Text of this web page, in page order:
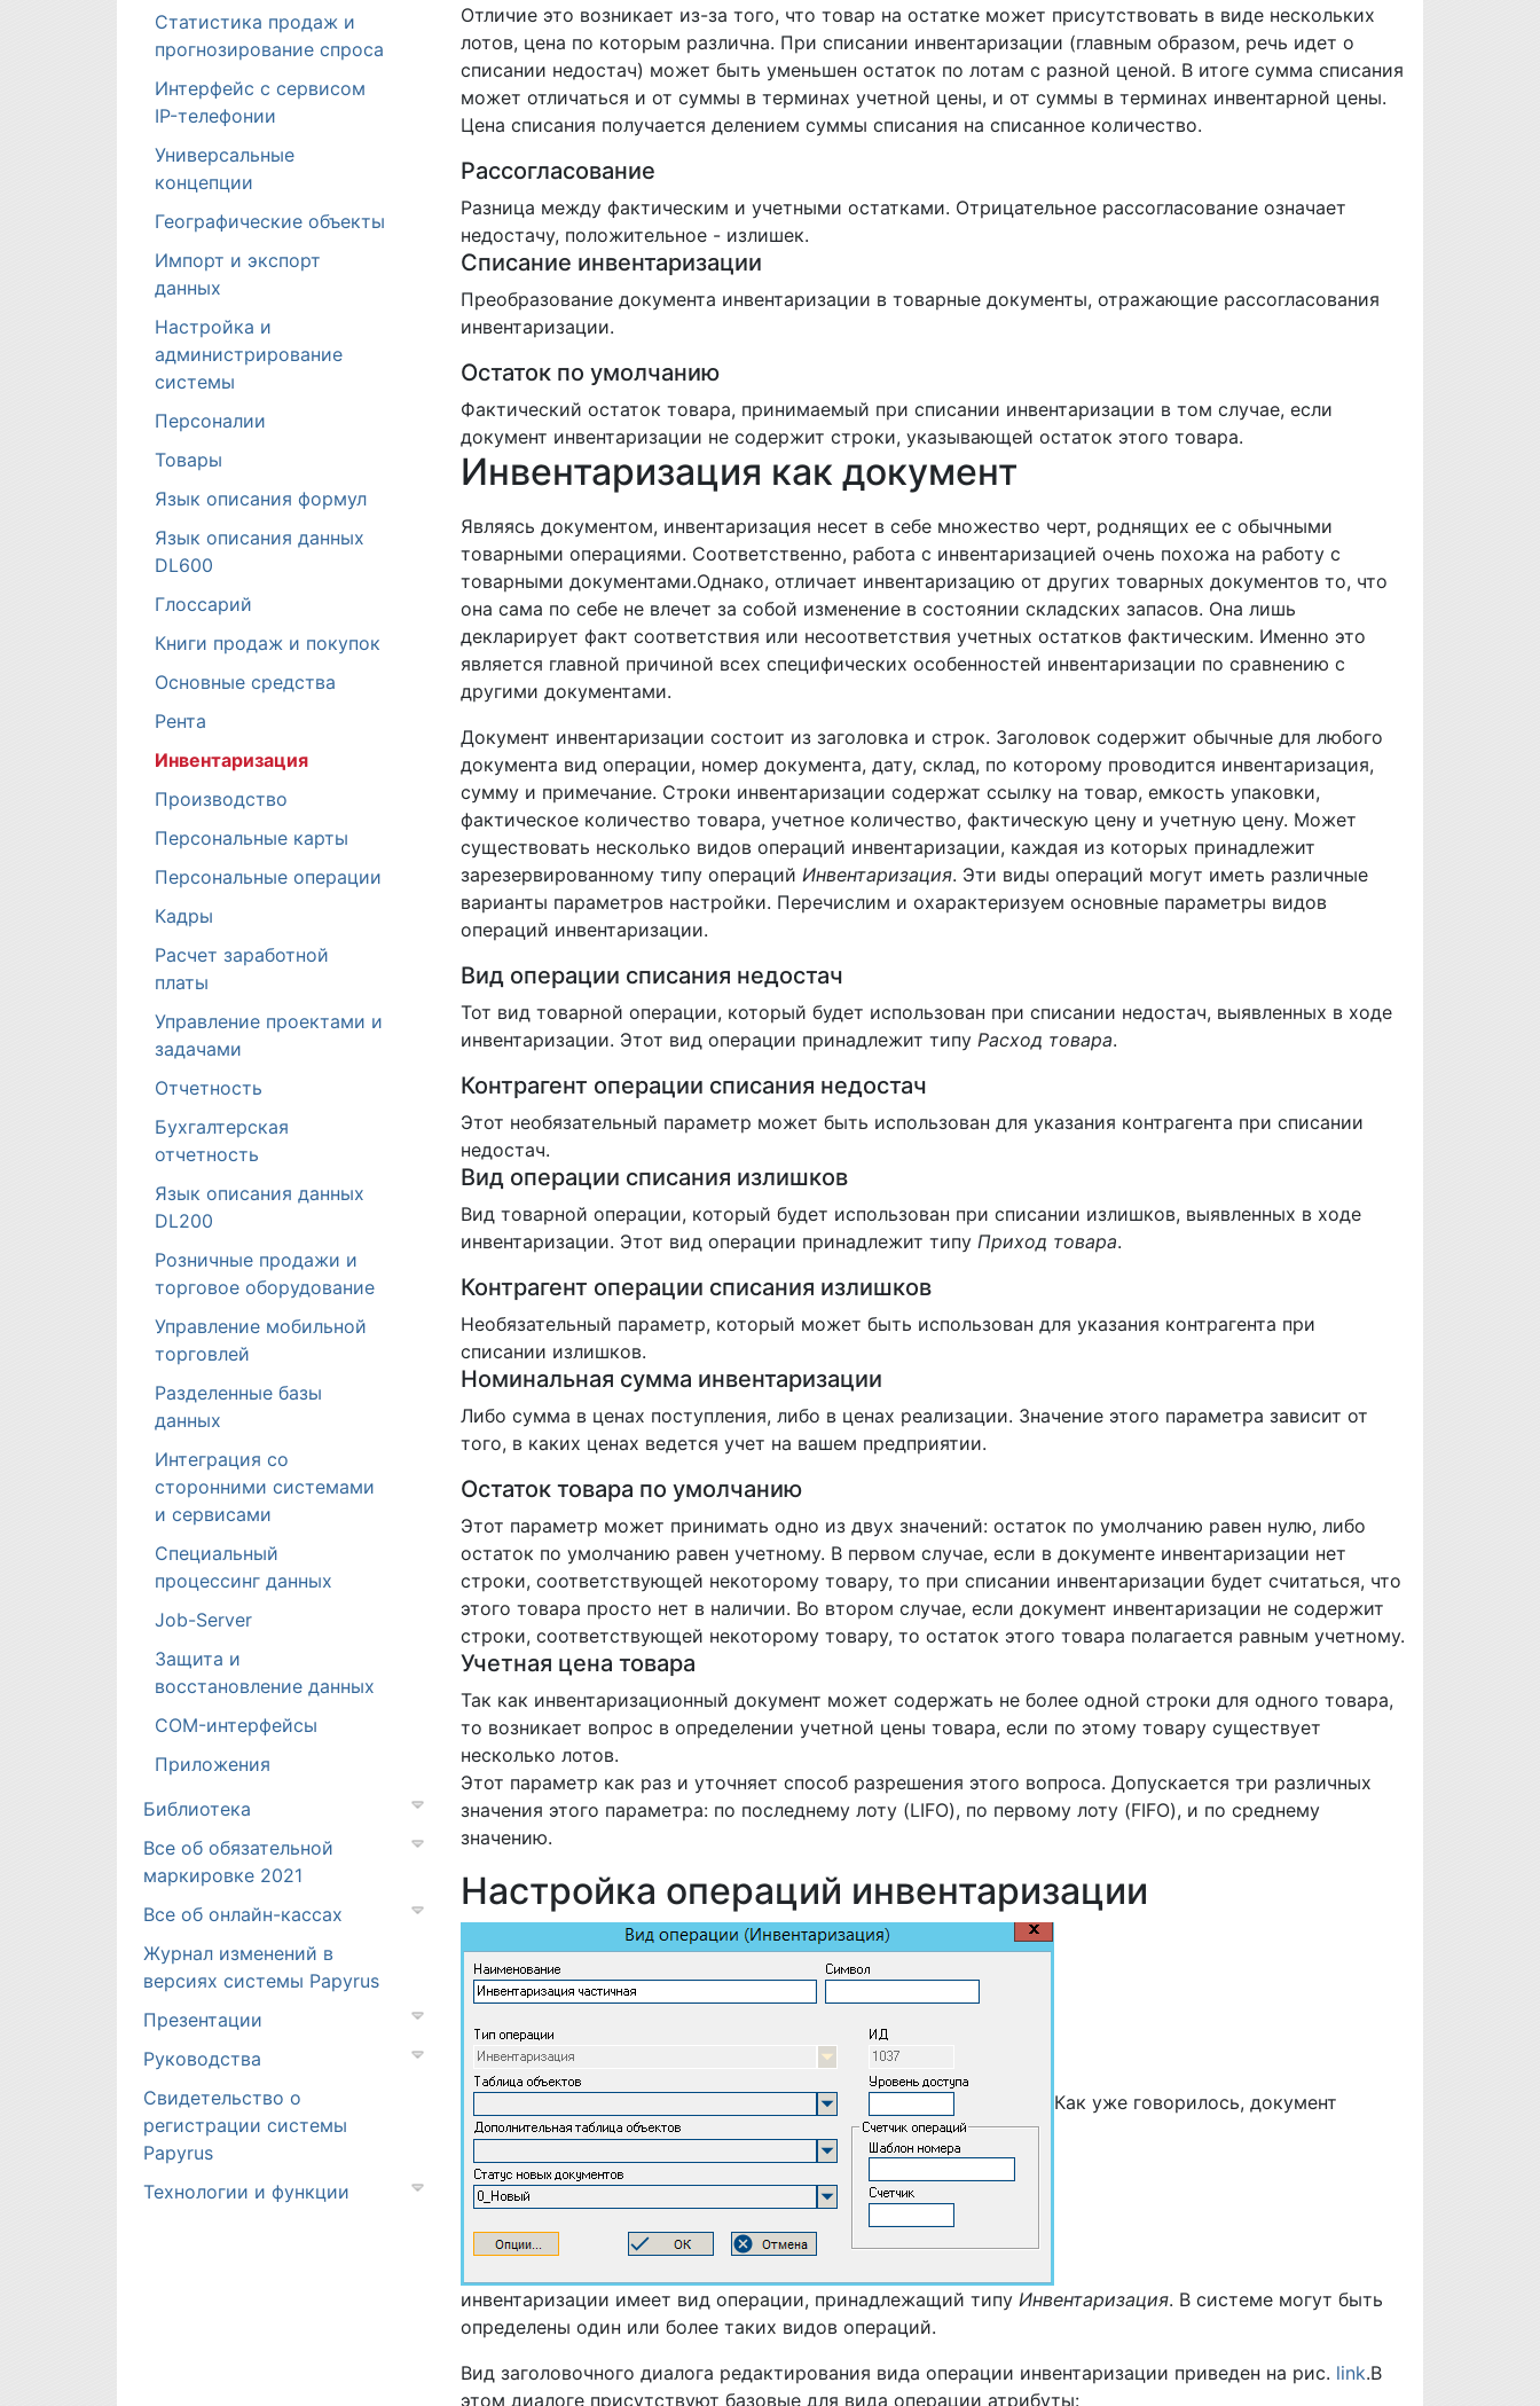
Статистика продаж и
прогнозирование спроса
Интерфейс с сервисом
IP-телефонии
Универсальные
концепции
Географические объекты
Импорт и экспорт
данных
Настройка и
администрирование
системы
Персоналии
Товары
Язык описания формул
Язык описания данных
DL600
Глоссарий
Книги продаж и покупок
Основные средства
Рента
Инвентаризация
Производство
Персональные карты
Персональные операции
Кадры
Расчет заработной
платы
Управление проектами и
задачами
Отчетность
Бухгалтерская
отчетность
Язык описания данных
DL200
Розничные продажи и
торговое оборудование
Управление мобильной
торговлей
Разделенные базы
данных
Интеграция со
сторонними системами
и сервисами
Специальный
процессинг данных
Job-Server
Защита и
восстановление данных
COM-интерфейсы
Приложения
Библиотека
Все об обязательной
маркировке 2021
Все об онлайн-кассах
Журнал изменений в
версиях системы Papyrus
Презентации
Руководства
Свидетельство о
регистрации системы
Papyrus
Технологии и функции
Отличие это возникает из-за того, что товар на остатке может присутствовать в виде нескольких
лотов, цена по которым различна. При списании инвентаризации (главным образом, речь идет о
списании недостач) может быть уменьшен остаток по лотам с разной ценой. В итоге сумма списания
может отличаться и от суммы в терминах учетной цены, и от суммы в терминах инвентарной цены.
Цена списания получается делением суммы списания на списанное количество.
Рассогласование
Разница между фактическим и учетными остатками. Отрицательное рассогласование означает
недостачу, положительное - излишек.
Списание инвентаризации
Преобразование документа инвентаризации в товарные документы, отражающие рассогласования
инвентаризации.
Остаток по умолчанию
Фактический остаток товара, принимаемый при списании инвентаризации в том случае, если
документ инвентаризации не содержит строки, указывающей остаток этого товара.
Инвентаризация как документ
Являясь документом, инвентаризация несет в себе множество черт, роднящих ее с обычными
товарными операциями. Соответственно, работа с инвентаризацией очень похожа на работу с
товарными документами.Однако, отличает инвентаризацию от других товарных документов то, что
она сама по себе не влечет за собой изменение в состоянии складских запасов. Она лишь
декларирует факт соответствия или несоответствия учетных остатков фактическим. Именно это
является главной причиной всех специфических особенностей инвентаризации по сравнению с
другими документами.
Документ инвентаризации состоит из заголовка и строк. Заголовок содержит обычные для любого
документа вид операции, номер документа, дату, склад, по которому проводится инвентаризация,
сумму и примечание. Строки инвентаризации содержат ссылку на товар, емкость упаковки,
фактическое количество товара, учетное количество, фактическую цену и учетную цену. Может
существовать несколько видов операций инвентаризации, каждая из которых принадлежит
зарезервированному типу операций Инвентаризация. Эти виды операций могут иметь различные
варианты параметров настройки. Перечислим и охарактеризуем основные параметры видов
операций инвентаризации.
Вид операции списания недостач
Тот вид товарной операции, который будет использован при списании недостач, выявленных в ходе
инвентаризации. Этот вид операции принадлежит типу Расход товара.
Контрагент операции списания недостач
Этот необязательный параметр может быть использован для указания контрагента при списании
недостач.
Вид операции списания излишков
Вид товарной операции, который будет использован при списании излишков, выявленных в ходе
инвентаризации. Этот вид операции принадлежит типу Приход товара.
Контрагент операции списания излишков
Необязательный параметр, который может быть использован для указания контрагента при
списании излишков.
Номинальная сумма инвентаризации
Либо сумма в ценах поступления, либо в ценах реализации. Значение этого параметра зависит от
того, в каких ценах ведется учет на вашем предприятии.
Остаток товара по умолчанию
Этот параметр может принимать одно из двух значений: остаток по умолчанию равен нулю, либо
остаток по умолчанию равен учетному. В первом случае, если в документе инвентаризации нет
строки, соответствующей некоторому товару, то при списании инвентаризации будет считаться, что
этого товара просто нет в наличии. Во втором случае, если документ инвентаризации не содержит
строки, соответствующей некоторому товару, то остаток этого товара полагается равным учетному.
Учетная цена товара
Так как инвентаризационный документ может содержать не более одной строки для одного товара,
то возникает вопрос в определении учетной цены товара, если по этому товару существует
несколько лотов.
Этот параметр как раз и уточняет способ разрешения этого вопроса. Допускается три различных
значения этого параметра: по последнему лоту (LIFO), по первому лоту (FIFO), и по среднему
значению.
Настройка операций инвентаризации
Как уже говорилось, документ
инвентаризации имеет вид операции, принадлежащий типу Инвентаризация. В системе могут быть
определены один или более таких видов операций.
Вид заголовочного диалога редактирования вида операции инвентаризации приведен на рис. link.В
этом диалоге присутствуют базовые для вида операции атрибуты: